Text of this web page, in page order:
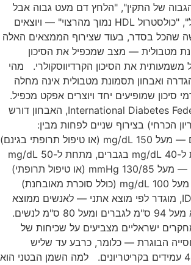
של התקין", "הלחץ דם מעט גבוה אבל
עדיין לא מחייב טיפול", "כולסטרול HDL נמוך מהרצוי" — ויוצאים
שהכל בסדר, בעוד שצירוף הממצאים האלה
מטבולית — מצב שמכפיל את הסיכון
סוג 2 ומגדיל משמעותית את הסיכון הקרדיווסקולרי. מהי
ואבחון תסמונת מטבולית אינה מחלה
סיכון שמופיעים יחד ויוצרים אפקט מכפיל.
לפי ה-International Diabetes Federation (IDF), האבחון דורש
הכרחי) בצירוף שניים לפחות מבין:
טריגליצרידים גבוהים — מעל 150 mg/dL (או טיפול תרופתי בגינם)
HDL נמוך — מתחת ל-40 mg/dL בגברים, מתחת ל-50 mg/dL
בנשים לחץ דם גבוה — מעל 130/85 mmHg (או טיפול תרופתי)
גלוקוז בצום גבוה — מעל 100 mg/dL (כולל סוכרת מאובחנת)
היקף מותניים, לפי IDF, מוגדר לפי מוצא אתני — לאנשים ממוצא
אירופי הקריטריון הוא מעל 94 ס"מ לגברים ומעל 80 ס"מ לנשים.
ישראליים מצביעים על שכיחות של
באוכלוסייה הבוגרת — כלומר, כרבע עד שליש
מהאנשים מעל גיל 40 עמידים בקריטריונים. למה השמן הבטני הוא